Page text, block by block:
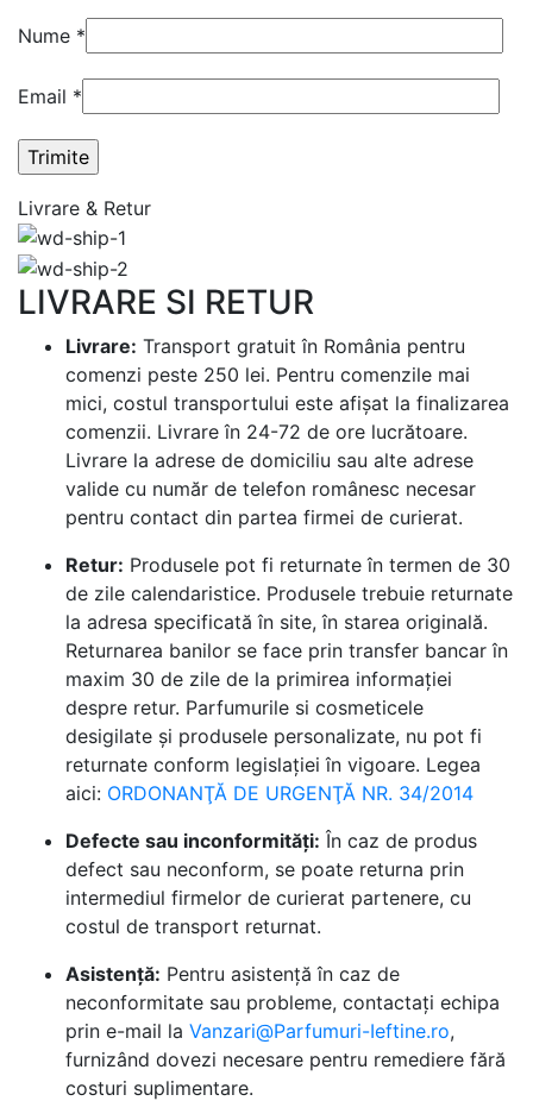
Nume *
Email *
Livrare & Retur
LIVRARE SI RETUR
Livrare: Transport gratuit în România pentru
comenzi peste 250 lei. Pentru comenzile mai
mici, costul transportului este afișat la finalizarea
comenzii. Livrare în 24-72 de ore lucrătoare.
Livrare la adrese de domiciliu sau alte adrese
valide cu număr de telefon românesc necesar
pentru contact din partea firmei de curierat.
Retur: Produsele pot fi returnate în termen de 30
de zile calendaristice. Produsele trebuie returnate
la adresa specificată în site, în starea originală.
Returnarea banilor se face prin transfer bancar în
maxim 30 de zile de la primirea informației
despre retur. Parfumurile si cosmeticele
desigilate și produsele personalizate, nu pot fi
returnate conform legislației în vigoare. Legea
aici: ORDONANŢĂ DE URGENŢĂ NR. 34/2014
Defecte sau inconformități: În caz de produs
defect sau neconform, se poate returna prin
intermediul firmelor de curierat partenere, cu
costul de transport returnat.
Asistență: Pentru asistență în caz de
neconformitate sau probleme, contactați echipa
prin e-mail la Vanzari@Parfumuri-Ieftine.ro,
furnizând dovezi necesare pentru remediere fără
costuri suplimentare.